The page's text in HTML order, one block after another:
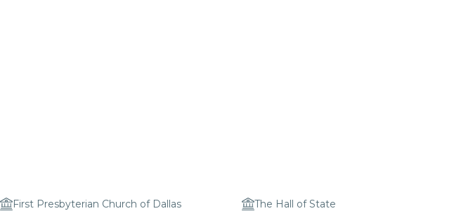
First Presbyterian Church of Dallas The Hall of State